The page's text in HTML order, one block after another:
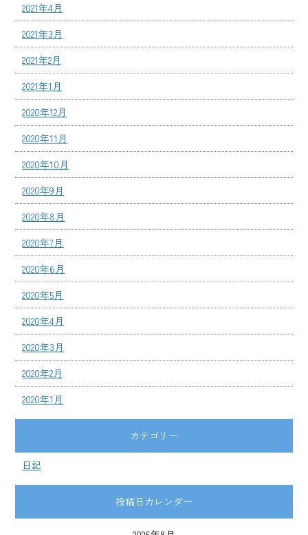
2021年4月
2021年3月
2021年2月
2021年1月
2020年12月
2020年11月
2020年10月
2020年9月
2020年8月
2020年7月
2020年6月
2020年5月
2020年4月
2020年3月
2020年2月
2020年1月
カテゴリー
日記
投稿日カレンダー